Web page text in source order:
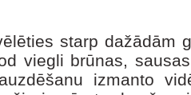
starp dažādām
viegli brūnas,
izmanto